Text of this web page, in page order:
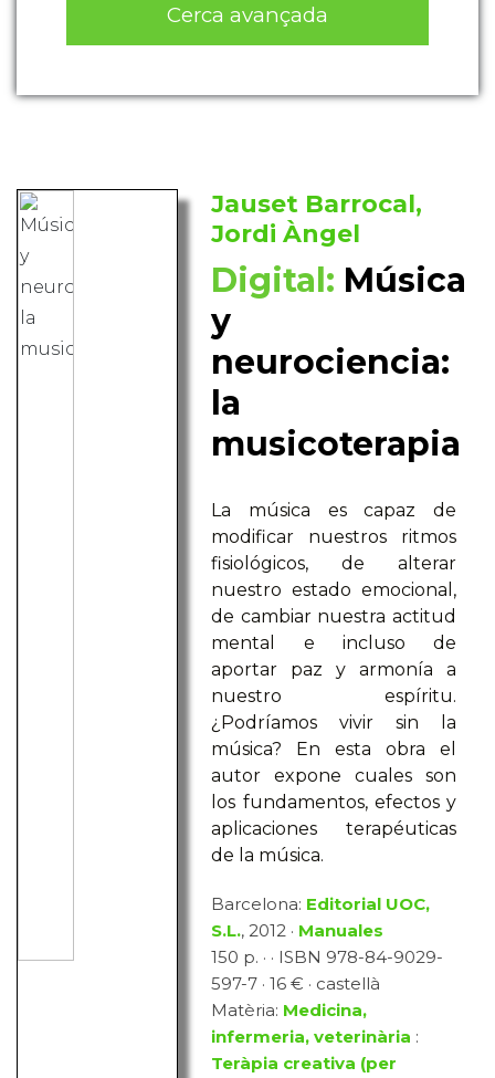
Cerca avançada
Jauset Barrocal,
Jordi Àngel
Digital: Música
y
neurociencia:
la
musicoterapia
La música es capaz de
modificar nuestros ritmos
fisiológicos, de alterar
nuestro estado emocional,
de cambiar nuestra actitud
mental e incluso de
aportar paz y armonía a
nuestro espíritu.
¿Podríamos vivir sin la
música? En esta obra el
autor expone cuales son
los fundamentos, efectos y
aplicaciones terapéuticas
de la música.
Barcelona: Editorial UOC,
S.L., 2012 · Manuales
150 p. · · ISBN 978-84-9029-
597-7 · 16 € · castellà
Matèria: Medicina,
infermeria, veterinària :
Teràpia creativa (per